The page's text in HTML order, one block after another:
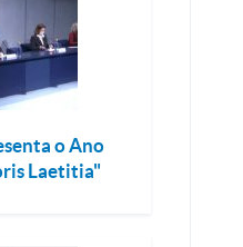
o Ano
Laetitia"